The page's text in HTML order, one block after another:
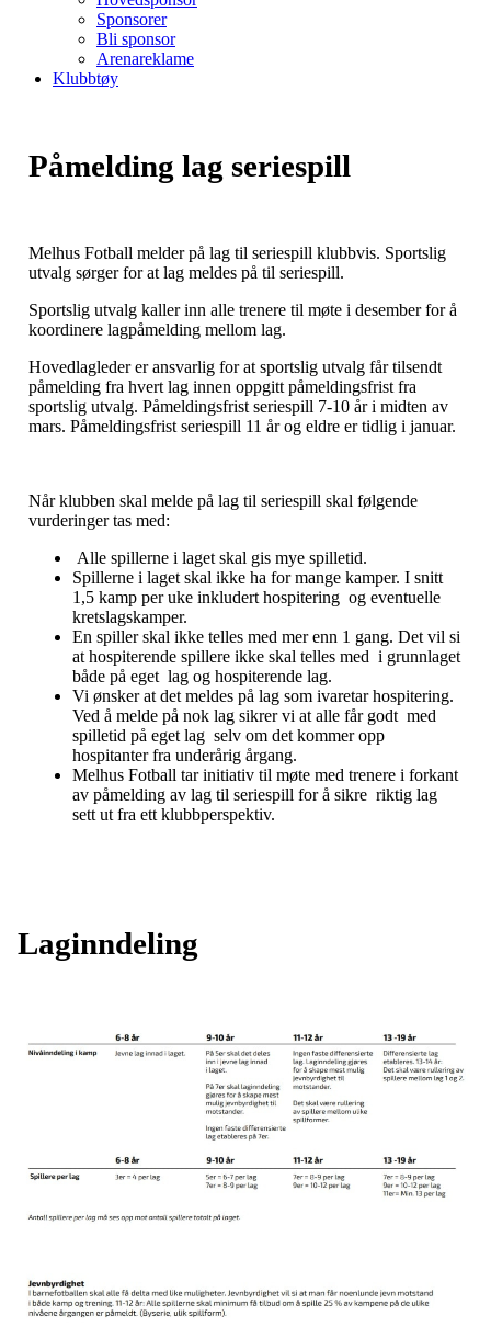
Sponsorer
Bli sponsor
Arenareklame
Klubbtøy
Påmelding lag seriespill
Melhus Fotball melder på lag til seriespill klubbvis. Sportslig
utvalg sørger for at lag meldes på til seriespill.
Sportslig utvalg kaller inn alle trenere til møte i desember for å
koordinere lagpåmelding mellom lag.
Hovedlagleder er ansvarlig for at sportslig utvalg får tilsendt
påmelding fra hvert lag innen oppgitt påmeldingsfrist fra
sportslig utvalg. Påmeldingsfrist seriespill 7-10 år i midten av
mars. Påmeldingsfrist seriespill 11 år og eldre er tidlig i januar.
Når klubben skal melde på lag til seriespill skal følgende
vurderinger tas med:
Alle spillerne i laget skal gis mye spilletid.
Spillerne i laget skal ikke ha for mange kamper. I snitt
1,5 kamp per uke inkludert hospitering og eventuelle
kretslagskamper.
En spiller skal ikke telles med mer enn 1 gang. Det vil si
at hospiterende spillere ikke skal telles med i grunnlaget
både på eget lag og hospiterende lag.
Vi ønsker at det meldes på lag som ivaretar hospitering.
Ved å melde på nok lag sikrer vi at alle får godt med
spilletid på eget lag selv om det kommer opp
hospitanter fra underårig årgang.
Melhus Fotball tar initiativ til møte med trenere i forkant
av påmelding av lag til seriespill for å sikre riktig lag
sett ut fra ett klubbperspektiv.
Laginndeling